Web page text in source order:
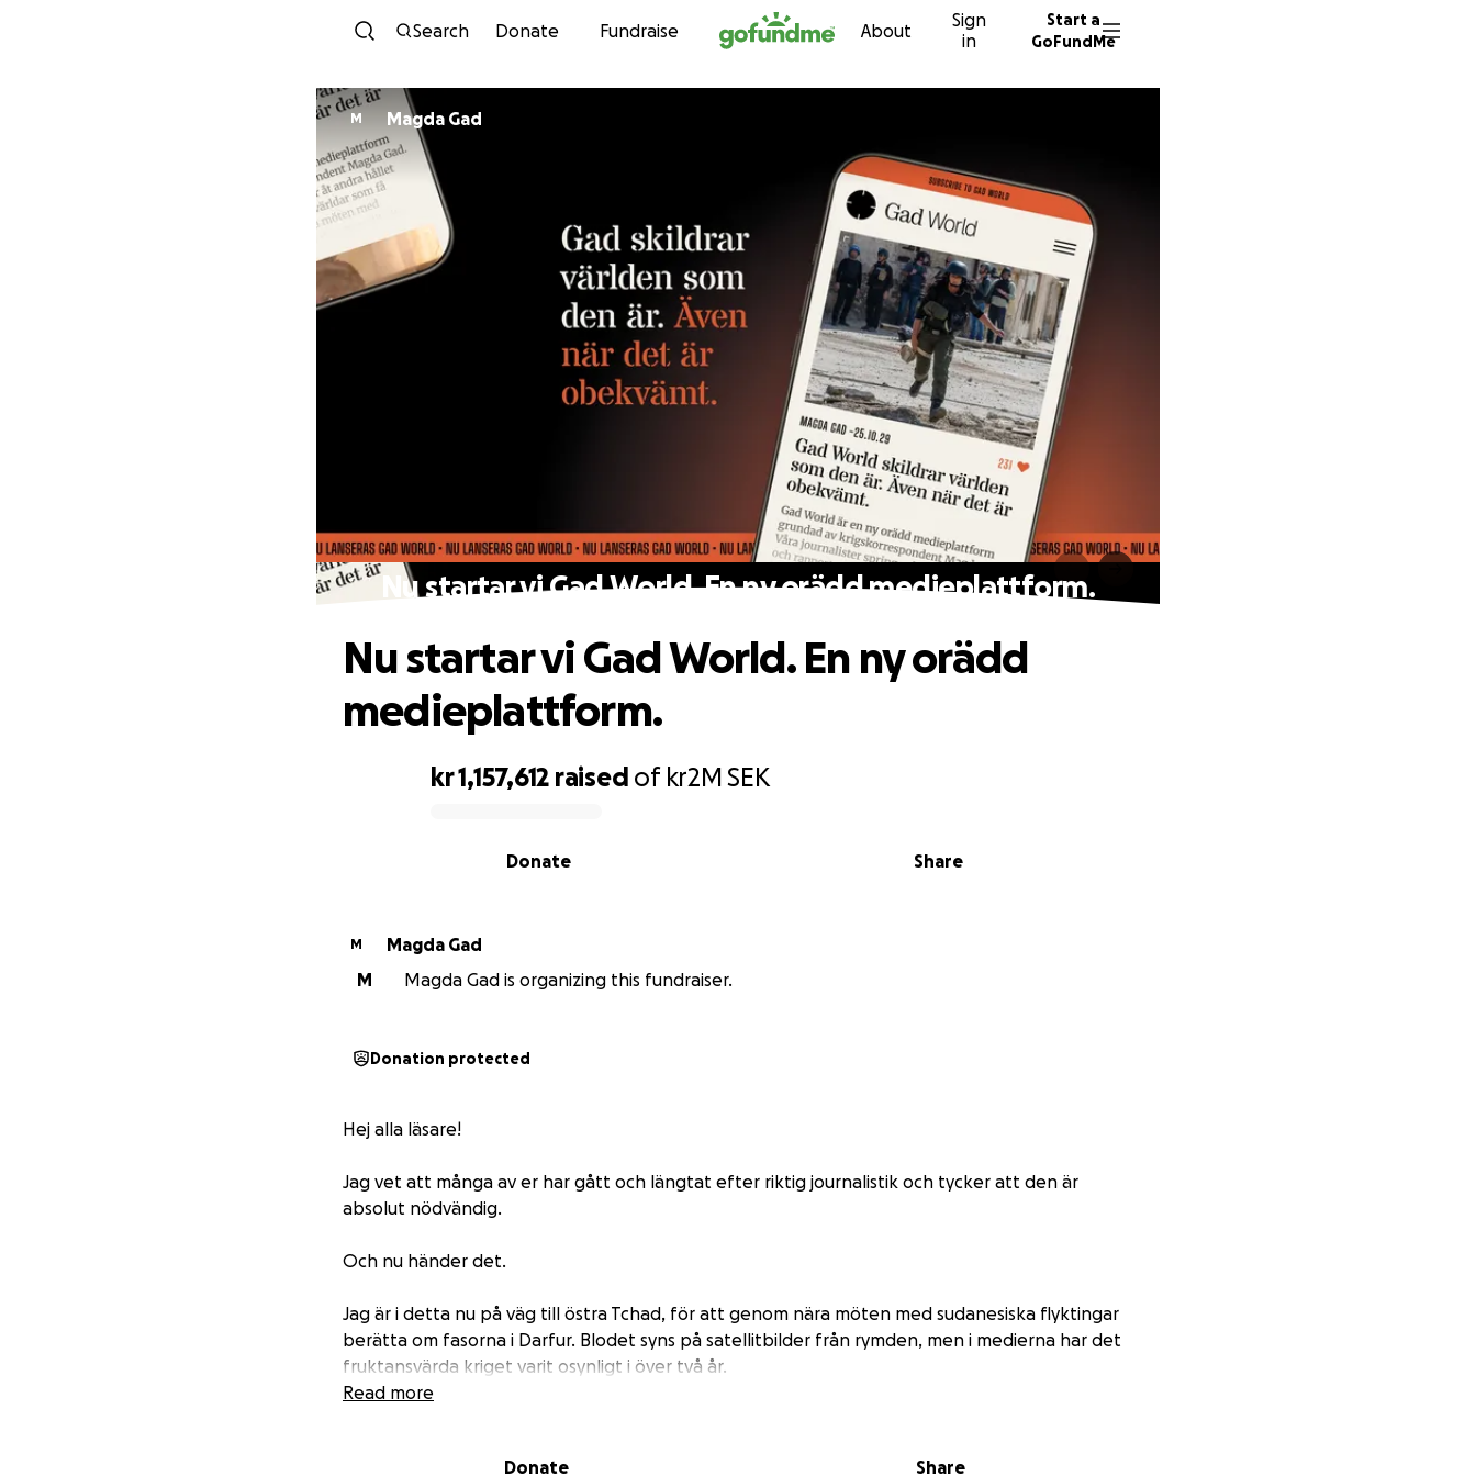
Skip to content
Search Donate Fundraise About
Sign
in
Start a
GoFundMe
M Magda Gad
Nu startar vi Gad World. En ny orädd medieplattform.
kr 1,157,612 raised of kr2M SEK
Share
Donate
Nu startar vi Gad World. En ny orädd
medieplattform.
M
Magda Gad
M
Magda Gad is organizing this fundraiser.
Donation protected
Hej alla läsare!
Jag vet att många av er har gått och längtat efter riktig journalistik och tycker att den är
absolut nödvändig.
Och nu händer det.
Jag är i detta nu på väg till östra Tchad, för att genom nära möten med sudanesiska flyktingar
berätta om fasorna i Darfur. Blodet syns på satellitbilder från rymden, men i medierna har det
fruktansvärda kriget varit osynligt i över två år.
Vi tar oss till platser dit andra inte åker, och lyfter perspektiv som andra inte visar.
Read more
Donate Share